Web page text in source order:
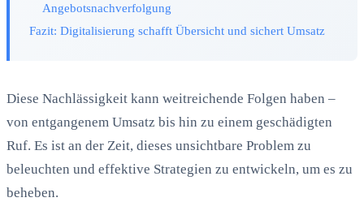
Angebotsnachverfolgung
Fazit: Digitalisierung schafft Übersicht und sichert Umsatz
Diese Nachlässigkeit kann weitreichende Folgen haben –
von entgangenem Umsatz bis hin zu einem geschädigten
Ruf. Es ist an der Zeit, dieses unsichtbare Problem zu
beleuchten und effektive Strategien zu entwickeln, um es zu
beheben.